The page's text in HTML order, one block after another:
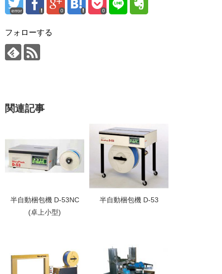
error 0 0
フォローする
関連記事
半自動梱包機 D-53NC
(卓上小型)
半自動梱包機 D-53